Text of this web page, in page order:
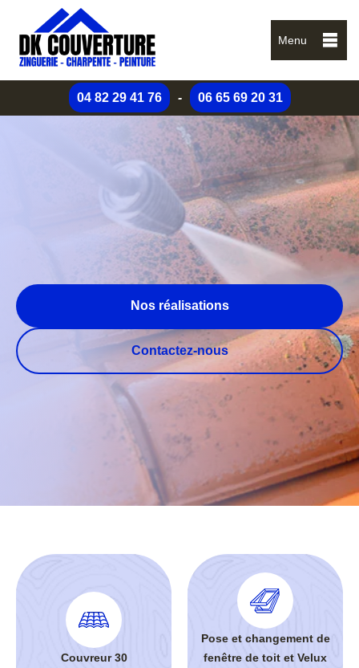
Menu
04 82 29 41 76 - 06 65 69 20 31
Nos réalisations
Contactez-nous
Couvreur 30
Pose et changement de
fenêtre de toit et Velux